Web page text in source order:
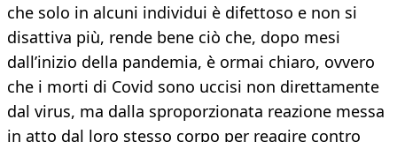
che solo in alcuni individui è difettoso e non si
disattiva più, rende bene ciò che, dopo mesi
dall’inizio della pandemia, è ormai chiaro, ovvero
che i morti di Covid sono uccisi non direttamente
dal virus, ma dalla sproporzionata reazione messa
in atto dal loro stesso corpo per reagire contro